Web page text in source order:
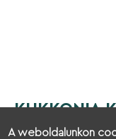
KUKKONIA
A weboldalunkon